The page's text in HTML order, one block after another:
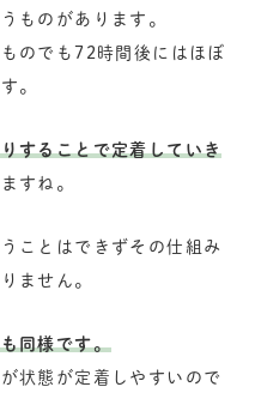
ものがあります。
のでも72時間後にはほぼ
。
することで定着していき
すね。
ことはできずその仕組み
ません。
同様です。
状態が定着しやすいので